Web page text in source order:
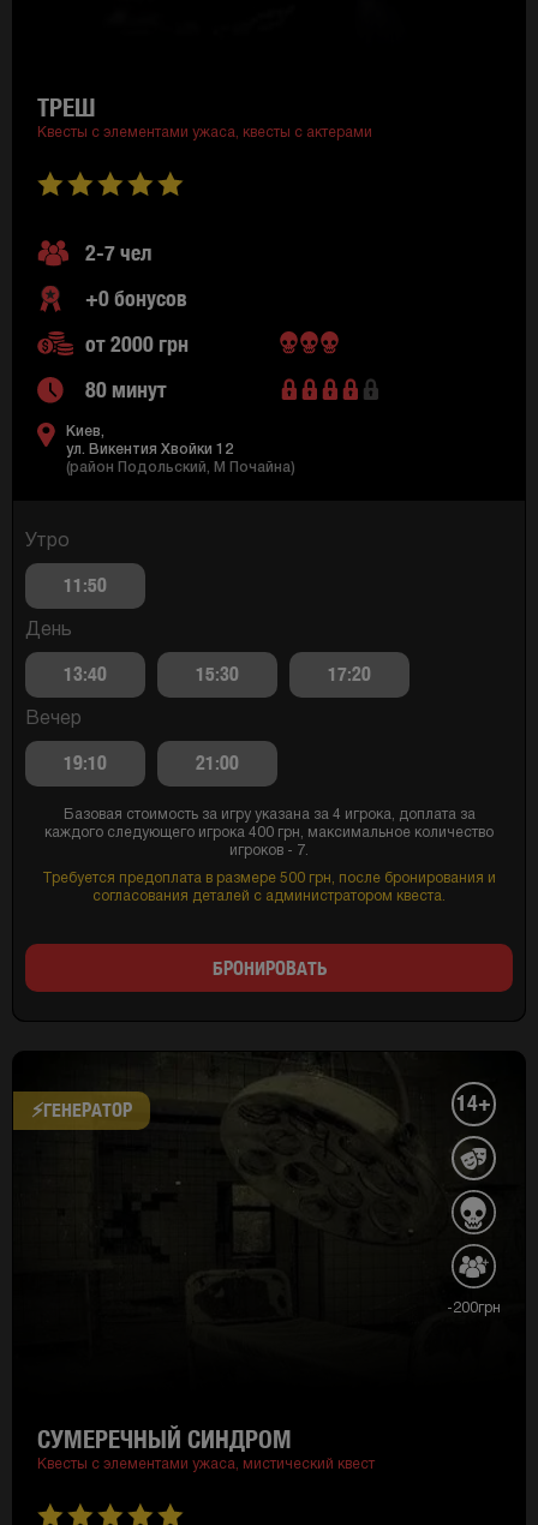
ТРЕШ
Квесты с элементами ужаса, квесты с актерами
2-7 чел
+0 бонусов
от 2000 грн
80 минут
Киев,
ул. Викентия Хвойки 12
(район Подольский, M Почайна)
Утро
11:50
День
13:40 15:30 17:20
Вечер
19:10 21:00
Базовая стоимость за игру указана за 4 игрока, доплата за
каждого следующего игрока 400 грн, максимальное количество
игроков - 7.
Требуется предоплата в размере 500 грн, после бронирования и
согласования деталей с администратором квеста.
БРОНИРОВАТЬ
⚡​ГЕНЕРАТОР 14+
-200грн
СУМЕРЕЧНЫЙ СИНДРОМ
Квесты с элементами ужаса, мистический квест